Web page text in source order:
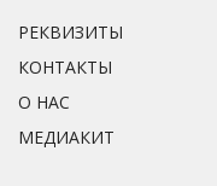
РЕКВИЗИТЫ
КОНТАКТЫ
О НАС
МЕДИАКИТ